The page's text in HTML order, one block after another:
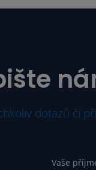
dotazů či
Vaše